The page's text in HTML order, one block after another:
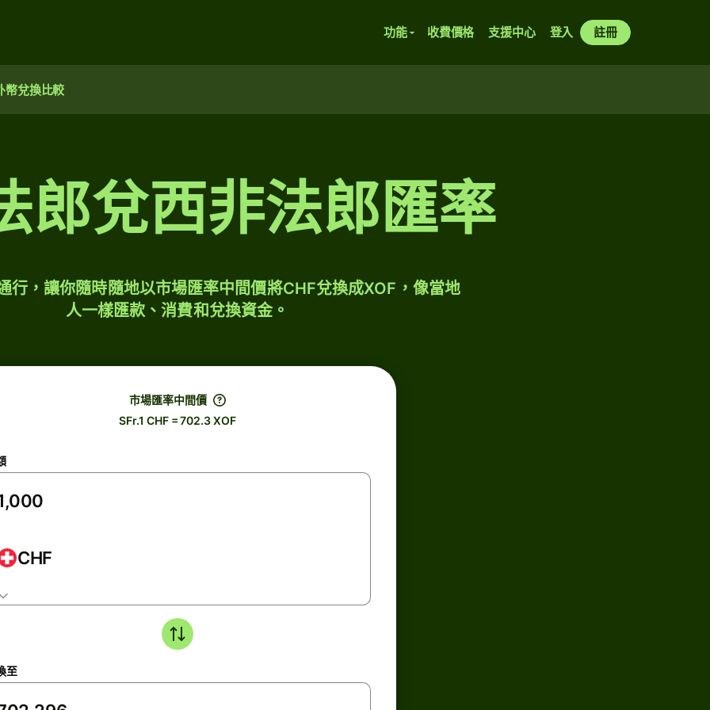
功能 收費價格 支援中心 登入 註冊
幣兌換比較
郎兌西非法郎匯率
行，讓你隨時隨地以市場匯率中間價將CHF兌換成XOF，像當地
人一樣匯款、消費和兌換資金。
市場匯率中間價
SFr.1 CHF = 702.3 XOF
CHF
至